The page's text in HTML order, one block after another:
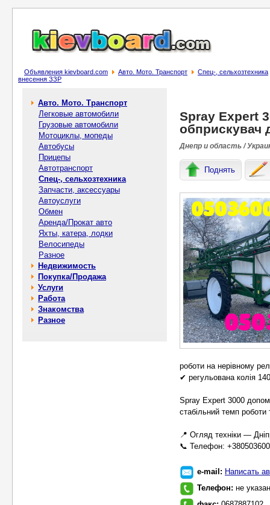
Объявления kievboard.com Авто. Мото. Транспорт
Спец-, cельхозтехника
внесення ЗЗР
Авто. Мото. Транспорт
Легковые автомобили
Грузовые автомобили
Мотоциклы, мопеды
Автобусы
Прицепы
Автотранспорт
Спец-, cельхозтехника
Запчасти, аксессуары
Автоуслуги
Обмен
Аренда/Прокат авто
Яхты, катера, лодки
Велосипеды
Разное
Недвижимость
Покупка/Продажа
Услуги
Работа
Знакомства
Разное
Spray Expert
обприскувач
Днепр и область /
Поднять
роботи на нерівному
✔ регульована колія
Spray Expert 3000
стабільний темп
📍 Огляд техніки —
📞 Телефон:
e-mail: Написать
Телефон: не указан